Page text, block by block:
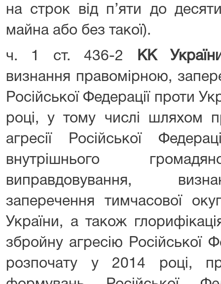
на строк від п’яти до
майна або без такої).
ч. 1 ст. 436-2
КК
визнання правомірною,
Російської Федерації проти
році, у тому числі шляхом
агресії Російської
внутрішнього
виправдовування,
заперечення тимчасової
України, а також
збройну агресію Російської
розпочату у 2014 році,